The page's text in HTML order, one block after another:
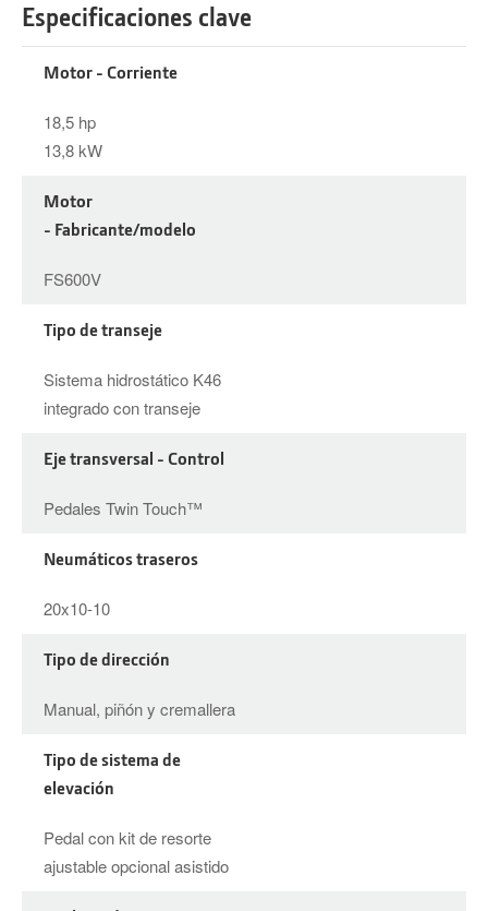
Motor - Corriente
18,5 hp
13,8 kW
Motor
- Fabricante/modelo
FS600V
Tipo de transeje
Sistema hidrostático K46
integrado con transeje
Eje transversal - Control
Pedales Twin Touch™
Neumáticos traseros
20x10-10
Tipo de dirección
Manual, piñón y cremallera
Tipo de sistema de
elevación
Pedal con kit de resorte
ajustable opcional asistido
Especificaciones clave